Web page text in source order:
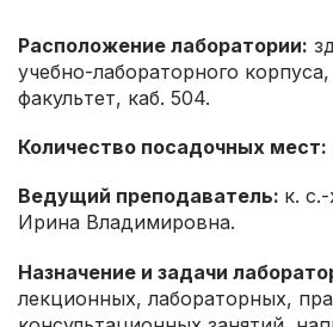
Расположение лаборатории:
учебно-лабораторного
факультет, каб. 504.
Количество посадочных мест:
Ведущий преподаватель: к.
Ирина Владимировна.
Назначение и задачи
лекционных, лабораторных,